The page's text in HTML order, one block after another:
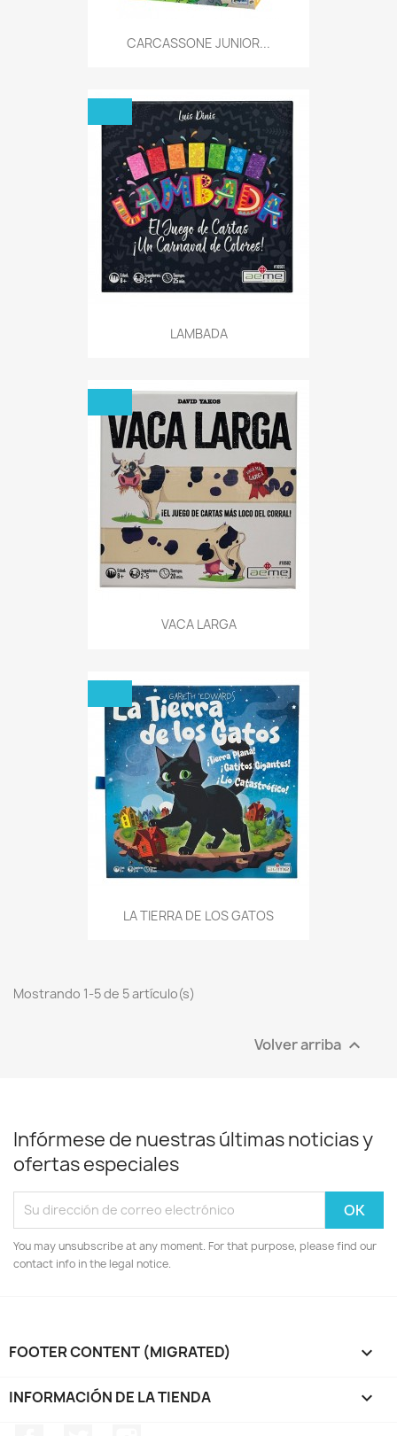
CARCASSONE JUNIOR...
LAMBADA
VACA LARGA
LA TIERRA DE LOS GATOS
Mostrando 1-5 de 5 artículo(s)
Volver arriba 
Infórmese de nuestras últimas noticias y
ofertas especiales
You may unsubscribe at any moment. For that purpose, please find our
contact info in the legal notice.
FOOTER CONTENT (MIGRATED) 
INFORMACIÓN DE LA TIENDA keyboard_arrow_down